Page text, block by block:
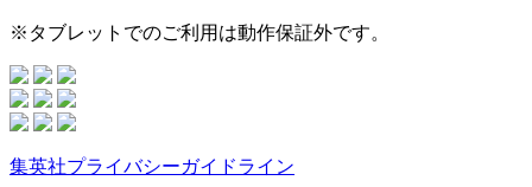
※タブレットでのご利用は動作保証外です。
集英社プライバシーガイドライン